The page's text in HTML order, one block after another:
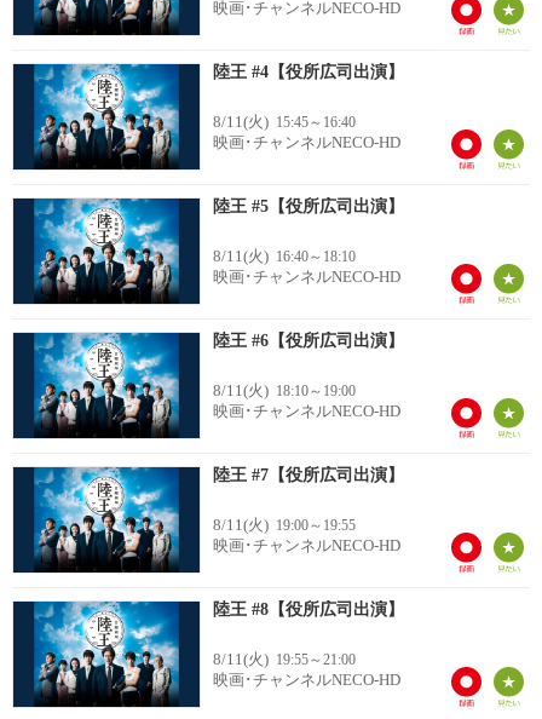
映画･チャンネルNECO-HD
陸王 #4【役所広司出演】
8/11(火) 15:45～16:40
映画･チャンネルNECO-HD
陸王 #5【役所広司出演】
8/11(火) 16:40～18:10
映画･チャンネルNECO-HD
陸王 #6【役所広司出演】
8/11(火) 18:10～19:00
映画･チャンネルNECO-HD
陸王 #7【役所広司出演】
8/11(火) 19:00～19:55
映画･チャンネルNECO-HD
陸王 #8【役所広司出演】
8/11(火) 19:55～21:00
映画･チャンネルNECO-HD